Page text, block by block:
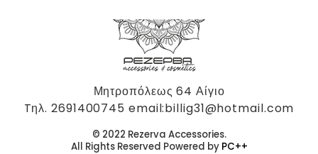
Μητροπόλεως 64 Αίγιο
Tηλ. 2691400745 email:billig31@hotmail.com
© 2022 Rezerva Accessories.
All Rights Reserved Powered by PC++